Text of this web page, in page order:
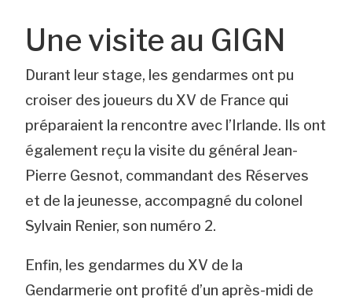
Une visite au GIGN
Durant leur stage, les gendarmes ont pu
croiser des joueurs du XV de France qui
préparaient la rencontre avec l’Irlande. Ils ont
également reçu la visite du général Jean-
Pierre Gesnot, commandant des Réserves
et de la jeunesse, accompagné du colonel
Sylvain Renier, son numéro 2.
Enfin, les gendarmes du XV de la
Gendarmerie ont profité d’un après-midi de